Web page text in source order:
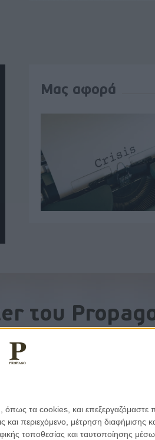
τα cookies, και επεξεργαζόμαστε
περιεχόμενο, μέτρηση διαφήμισης
τοποθεσίας και ταυτοποίησης
Μας αφορά
του
της ημέρας στο email σας